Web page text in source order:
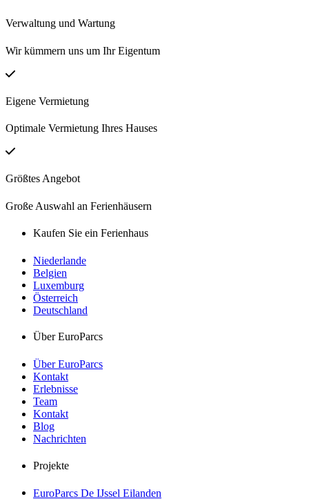
Verwaltung und Wartung
Wir kümmern uns um Ihr Eigentum
Eigene Vermietung
Optimale Vermietung Ihres Hauses
Größtes Angebot
Große Auswahl an Ferienhäusern
Kaufen Sie ein Ferienhaus
Niederlande
Belgien
Luxemburg
Österreich
Deutschland
Über EuroParcs
Über EuroParcs
Kontakt
Erlebnisse
Team
Kontakt
Blog
Nachrichten
Projekte
EuroParcs De IJssel Eilanden